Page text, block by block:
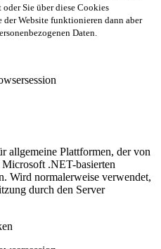
Sie über diese Cookies
Website funktionieren dann aber
Daten.
allgemeine Plattformen, der von
.NET-basierten
Wird normalerweise verwendet,
durch den Server